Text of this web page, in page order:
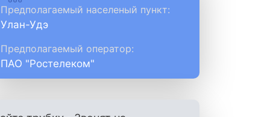
Предполагаемый населеный пункт:
Улан-Удэ
Предполагаемый оператор:
ПАО "Ростелеком"